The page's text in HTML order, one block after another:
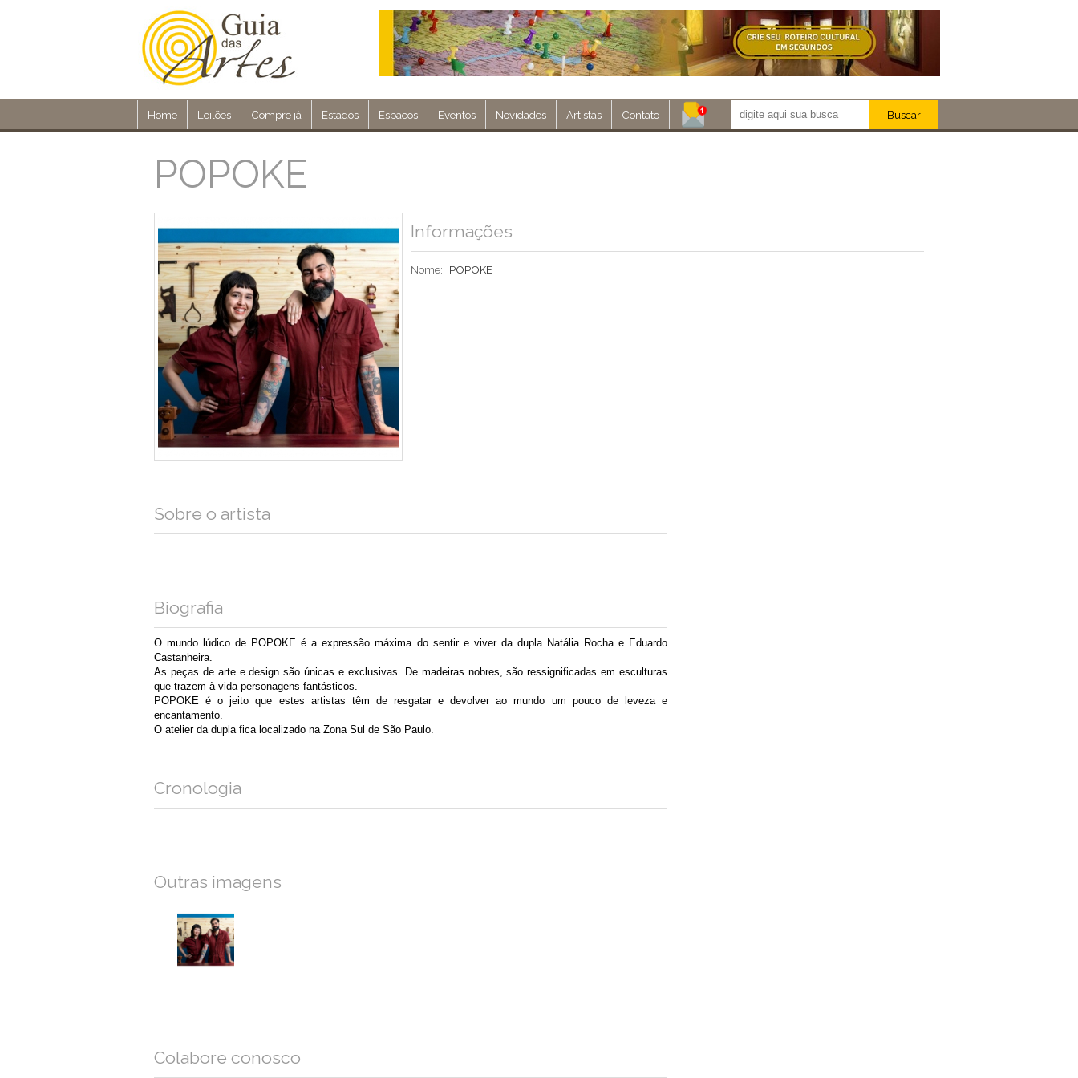
Home Leilões Compre já Estados Espacos Eventos Novidades Artistas Contato Buscar
POPOKE
Informações
Nome: POPOKE
Sobre o artista
Biografia
O mundo lúdico de POPOKE é a expressão máxima do sentir e viver da dupla Natália Rocha e Eduardo
Castanheira.
As peças de arte e design são únicas e exclusivas. De madeiras nobres, são ressignificadas em esculturas
que trazem à vida personagens fantásticos.
POPOKE é o jeito que estes artistas têm de resgatar e devolver ao mundo um pouco de leveza e
encantamento.
O atelier da dupla fica localizado na Zona Sul de São Paulo.
Cronologia
Outras imagens
Colabore conosco